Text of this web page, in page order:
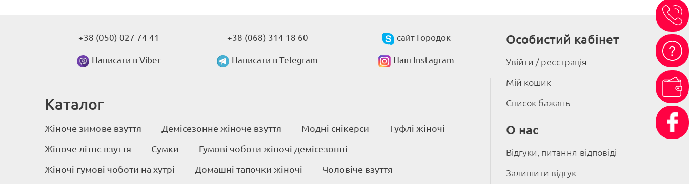
+38 (050) 027 74 41 +38 (068) 314 18 60 сайт Городок
Написати в Viber Написати в Telegram Наш Instagram
Каталог
Жіноче зимове взуття Демісезонне жіноче взуття Модні снікерси
Туфлі жіночі
Жіноче літнє взуття
Сумки
Гумові чоботи жіночі демісезонні
Жіночі гумові чоботи на хутрі
Домашні тапочки жіночі
Чоловіче взуття
Особистий кабінет
Увійти / реєстрація
Мій кошик
Список бажань
О нас
Відгуки, питання-відповіді
Залишити відгук